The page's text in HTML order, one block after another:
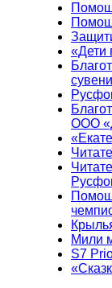
«Дети
ООО
Мили
S7